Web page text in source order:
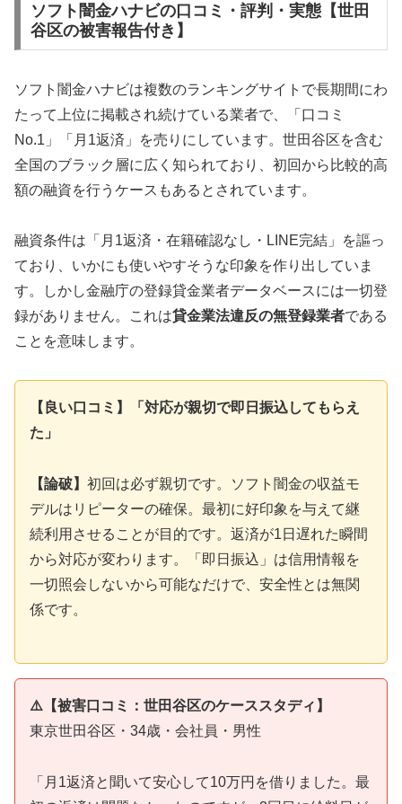
ソフト闇金ハナビの口コミ・評判・実態【世田
谷区の被害報告付き】
ソフト闇金ハナビは複数のランキングサイトで長期間にわ
たって上位に掲載され続けている業者で、「口コミ
No.1」「月1返済」を売りにしています。世田谷区を含む
全国のブラック層に広く知られており、初回から比較的高
額の融資を行うケースもあるとされています。
融資条件は「月1返済・在籍確認なし・LINE完結」を謳っ
ており、いかにも使いやすそうな印象を作り出していま
す。しかし金融庁の登録貸金業者データベースには一切登
録がありません。これは貸金業法違反の無登録業者である
ことを意味します。
【良い口コミ】「対応が親切で即日振込してもらえ
た」
【論破】 初回は必ず親切です。ソフト闇金の収益モ
デルはリピーターの確保。最初に好印象を与えて継
続利用させることが目的です。返済が1日遅れた瞬間
から対応が変わります。「即日振込」は信用情報を
一切照会しないから可能なだけで、安全性とは無関
係です。
⚠️【被害口コミ：世田谷区のケーススタディ】
東京世田谷区・34歳・会社員・男性
「月1返済と聞いて安心して10万円を借りました。最